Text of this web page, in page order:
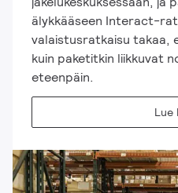
älykkääseen Interact-
valaistusratkaisu takaa,
kuin paketitkin liikkuvat
eteenpäin.
Lue